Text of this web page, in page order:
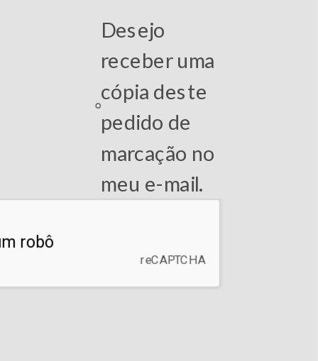
Desejo
receber uma
cópia deste
pedido de
marcação no
meu e-mail.